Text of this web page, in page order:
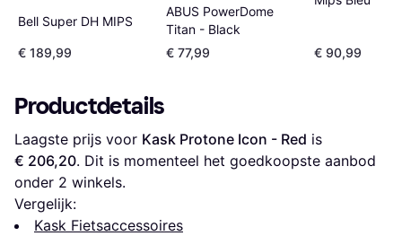
Bell Super DH MIPS
€ 189,99
ABUS PowerDome
Titan - Black
€ 77,99
€ 90,99
Productdetails
Laagste prijs voor Kask Protone Icon - Red
€ 206,20. Dit is momenteel het goedkoopste aanbod
onder 2 winkels.
Vergelijk:
Kask Fietsaccessoires